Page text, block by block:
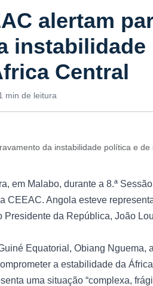
alertam
Central
min de leitura
da instabilidade política e
em Malabo, durante a 8.ª
CEEAC. Angola esteve
Presidente da República, João
Equatorial, Obiang Nguema,
a estabilidade da
uma situação “complexa,